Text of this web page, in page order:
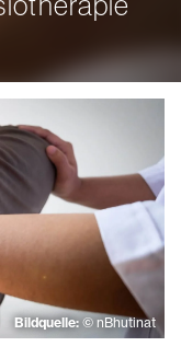
Bildquelle: © nBhutinat